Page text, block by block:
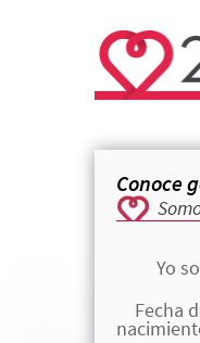
Conoce
Yo
Fecha